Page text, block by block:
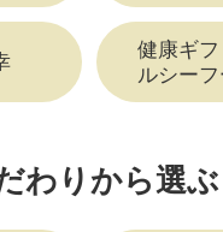
健康ギ
ルシーフ
わりから選ぶ